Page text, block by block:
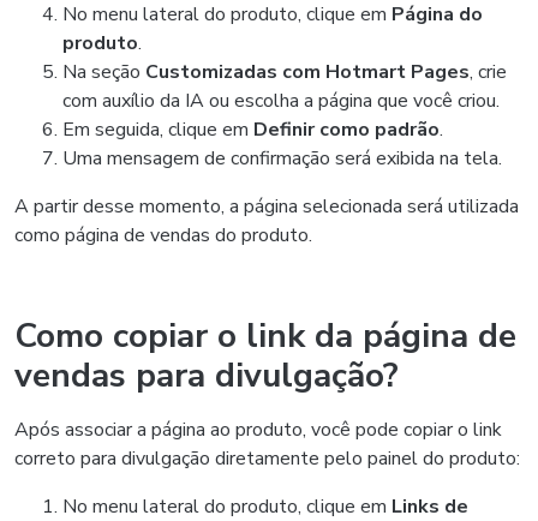
No menu lateral do produto, clique em Página do
produto.
Na seção Customizadas com Hotmart Pages, crie
com auxílio da IA ou escolha a página que você criou.
Em seguida, clique em Definir como padrão.
Uma mensagem de confirmação será exibida na tela.
A partir desse momento, a página selecionada será utilizada
como página de vendas do produto.
Como copiar o link da página de
vendas para divulgação?
Após associar a página ao produto, você pode copiar o link
correto para divulgação diretamente pelo painel do produto:
No menu lateral do produto, clique em Links de